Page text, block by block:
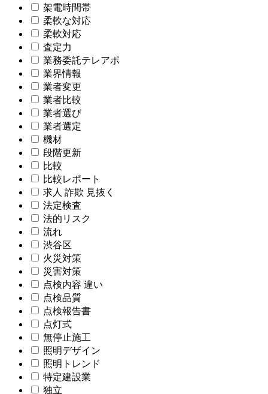
架電時間帯
柔軟な対応
柔軟対応
査定力
業務委託テレアポ
業界情報
業者変更
業者比較
業者選び
業者選定
機材
段階更新
比較
比較レポート
求人 詐欺 見抜く
法定検査
法的リスク
流れ
渋谷区
火災対策
災害対策
点検内容 違い
点検品質
点検報告書
点灯式
無停止施工
照明デザイン
照明トレンド
特定建設業
独立